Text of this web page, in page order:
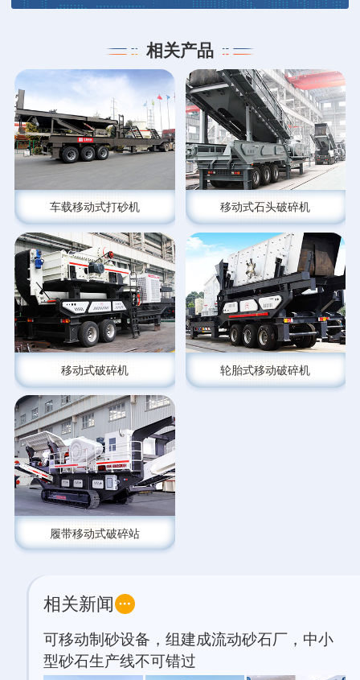
相关产品
车载移动式打砂机 移动式石头破碎机
移动式破碎机 轮胎式移动破碎机
履带移动式破碎站
相关新闻
可移动制砂设备，组建成流动砂石厂，中小
型砂石生产线不可错过